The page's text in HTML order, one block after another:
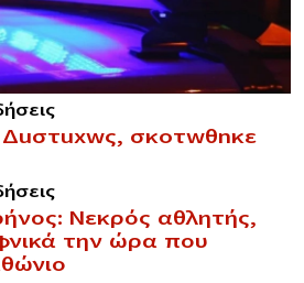
Δuστuxwς, σκoτwθnκε
Νεκρός αθλητής,
την ώρα που